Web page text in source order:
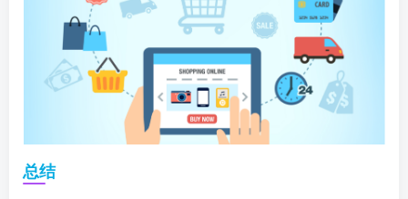
总结